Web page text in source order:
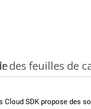
des feuilles de
Cloud SDK propose des